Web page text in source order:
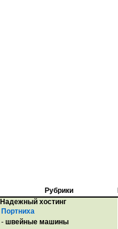
Рубрики
Надежный хостинг
Портниха
- швейные машины